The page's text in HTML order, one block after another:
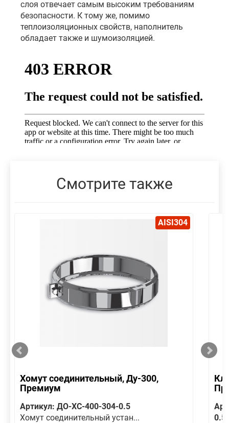
слоя отвечает самым высоким требованиям
безопасности. К тому же, помимо
теплоизоляционных свойств, наполнитель
обладает также и шумоизоляцией.
Смотрите также
AISI304
Хомут соединительный, Ду-300,
Премиум
Артикул: ДО-ХС-400-304-0.5
Хомут соединительный устан...